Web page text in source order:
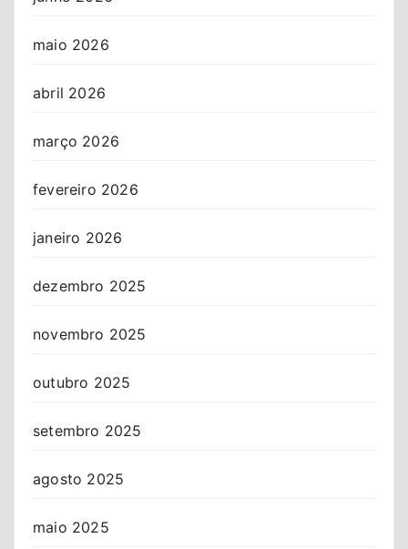
maio 2026
abril 2026
março 2026
fevereiro 2026
janeiro 2026
dezembro 2025
novembro 2025
outubro 2025
setembro 2025
agosto 2025
maio 2025